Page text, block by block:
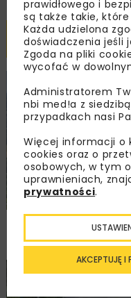
Powiązane
PKP PLK
– Szczyrzyc
prawidłowego i
są także takie,
Każda udzielona
doświadczenia jeśli
Zgoda na pliki
wycofać w
Administratorem
nbi med!a z
przypadkach nasi
Więcej informacji o
cookies oraz o
osobowych, w tym
uprawnieniach,
prywatności.
AKCEPTUJĘ I